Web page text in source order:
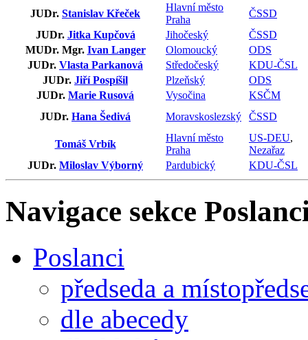
JUDr. Stanislav Křeček
Hlavní město
Praha
ČSSD
JUDr. Jitka Kupčová Jihočeský
ČSSD
MUDr. Mgr. Ivan Langer Olomoucký
ODS
JUDr. Vlasta Parkanová Středočeský
KDU-ČSL
JUDr. Jiří Pospíšil Plzeňský
ODS
JUDr. Marie Rusová Vysočina
KSČM
JUDr. Hana Šedivá Moravskoslezský ČSSD
Tomáš Vrbík
Hlavní město
Praha
US-DEU,
Nezařaz
JUDr. Miloslav Výborný Pardubický KDU-ČSL
Navigace sekce
Poslanci
předseda a
dle abecedy